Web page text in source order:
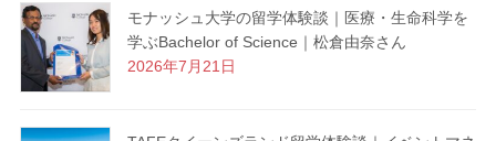
モナッシュ大学の留学体験談｜医療・生命科学を
学ぶBachelor of Science｜松倉由奈さん
2026年7月21日